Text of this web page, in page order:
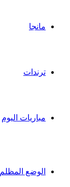
مانجا
ترندات
مباريات اليوم
الوضع المظلم